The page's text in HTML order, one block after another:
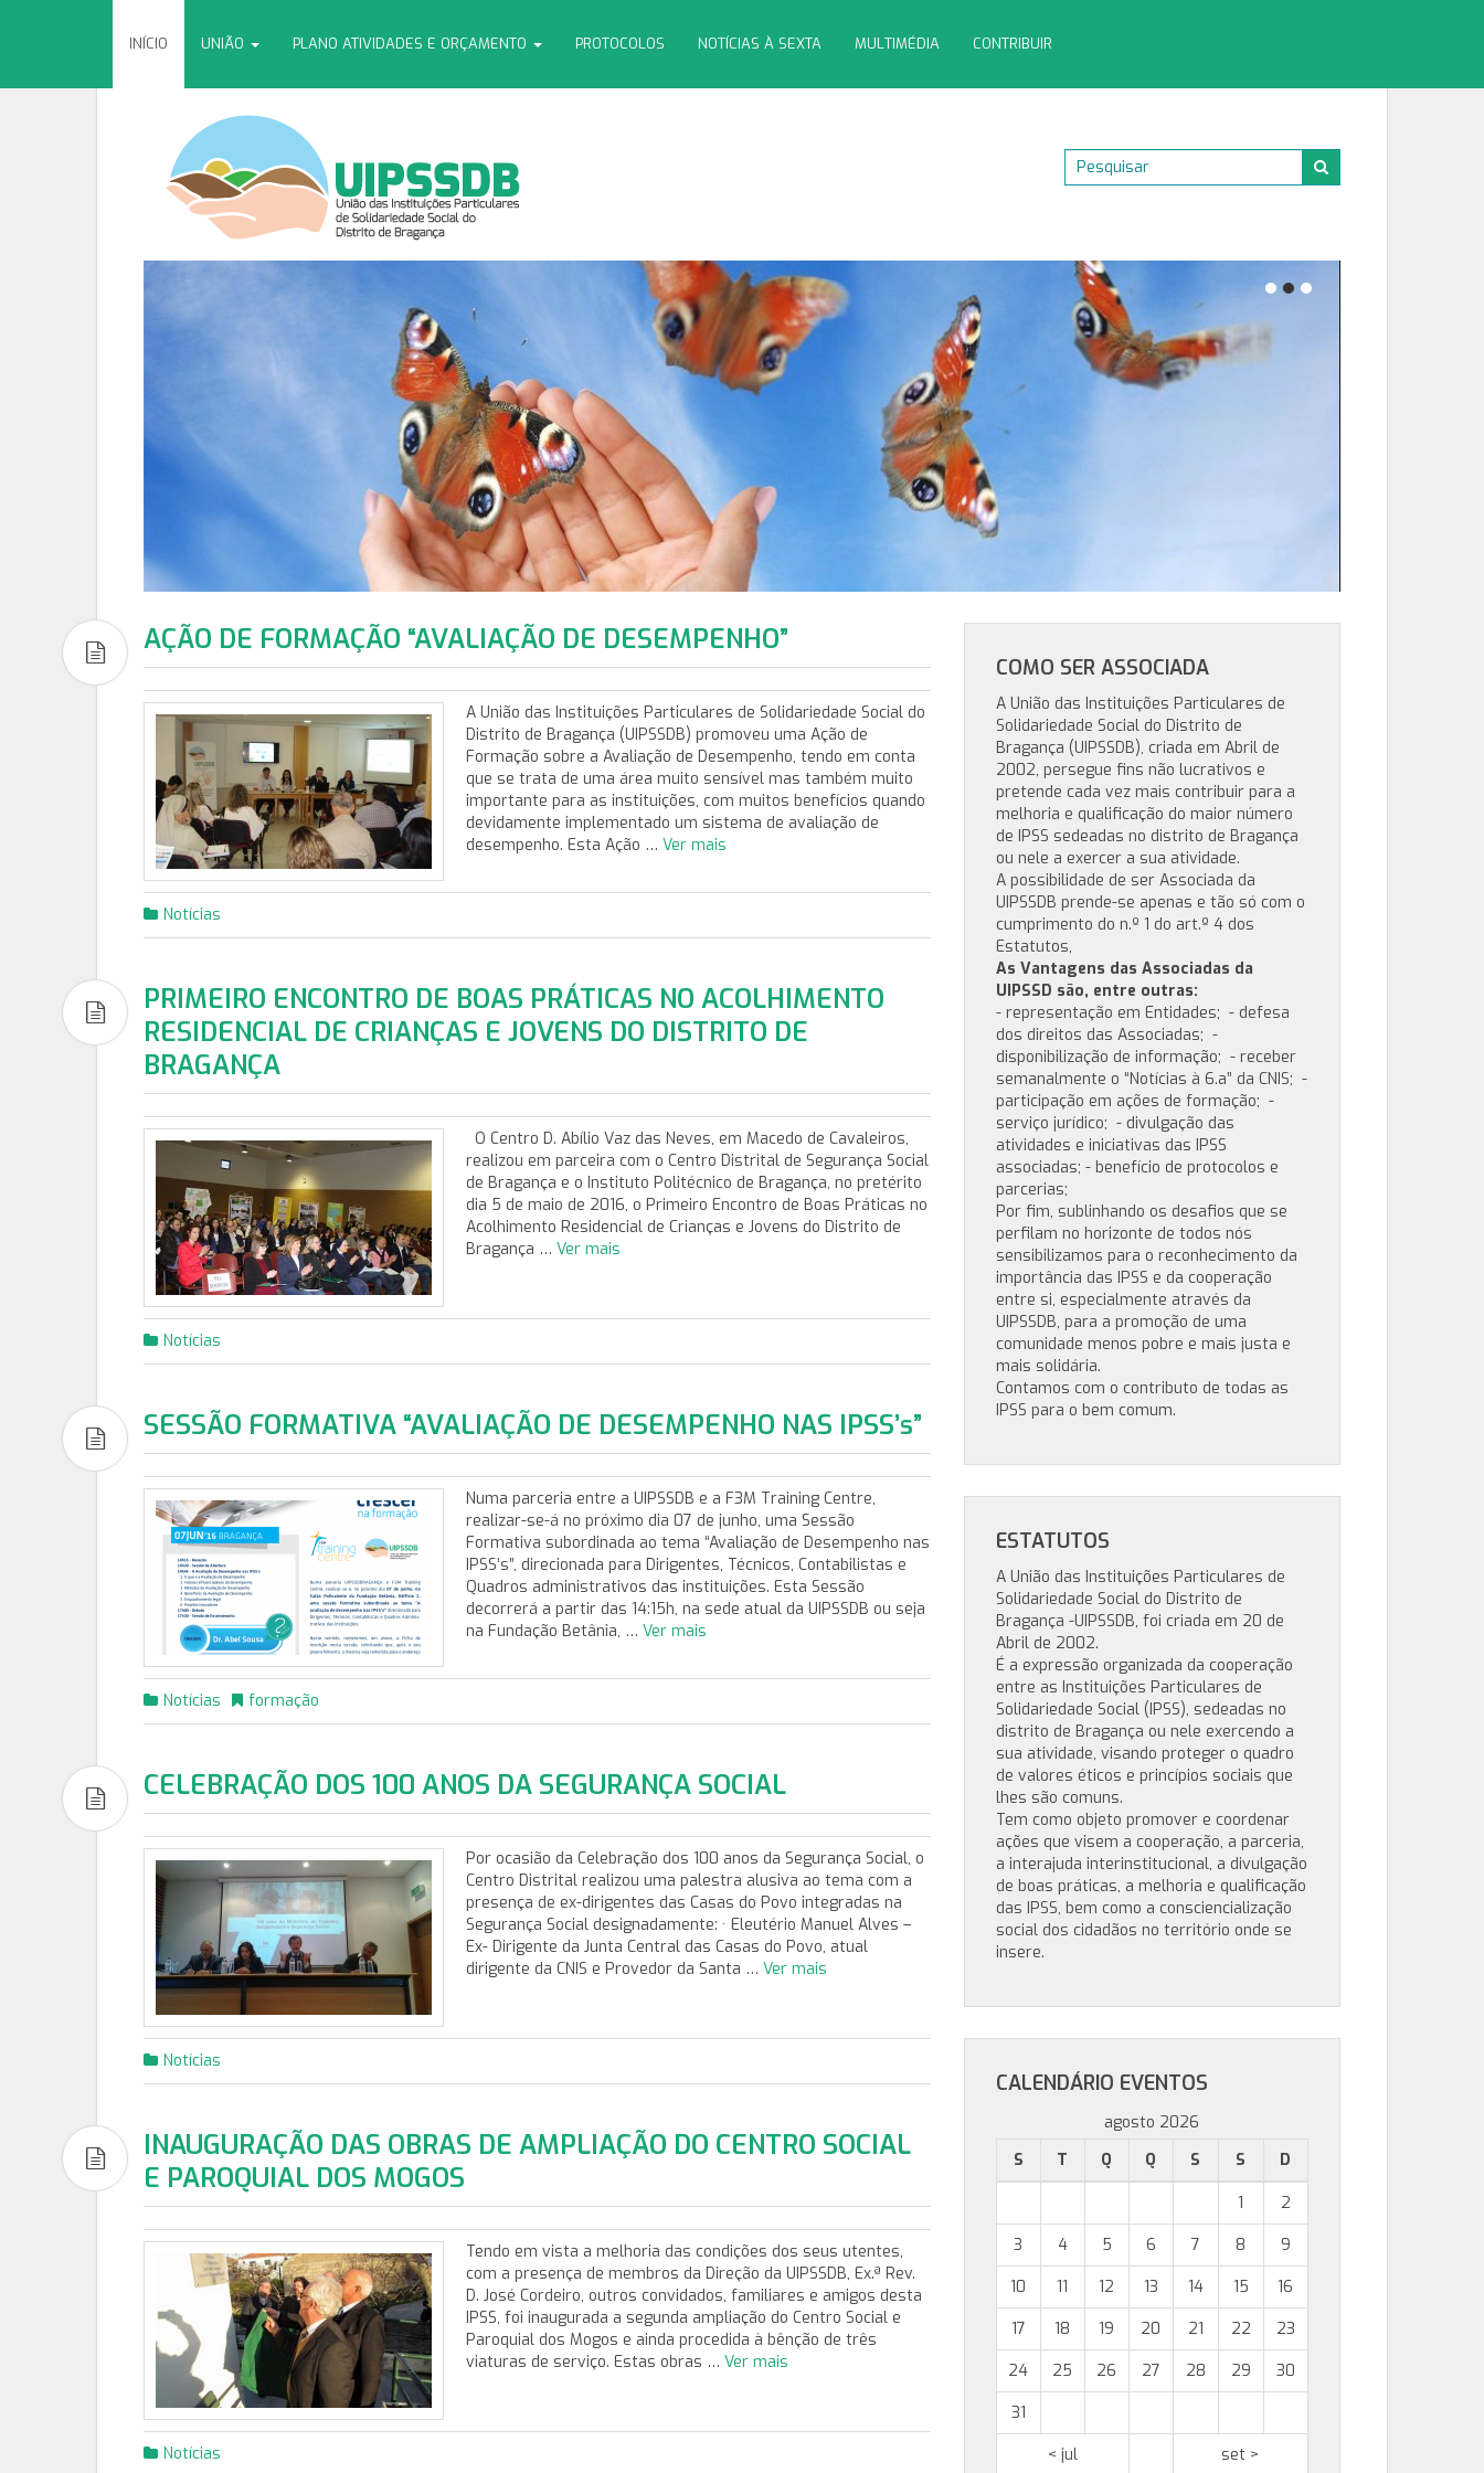
INÍCIO UNIÃO PLANO ATIVIDADES E ORÇAMENTO PROTOCOLOS NOTÍCIAS À SEXTA MULTIMÉDIA CONTRIBUIR
AÇÃO DE FORMAÇÃO “AVALIAÇÃO DE DESEMPENHO”
A União das Instituições Particulares de Solidariedade Social do
Distrito de Bragança (UIPSSDB) promoveu uma Ação de
Formação sobre a Avaliação de Desempenho, tendo em conta
que se trata de uma área muito sensível mas também muito
importante para as instituições, com muitos benefícios quando
devidamente implementado um sistema de avaliação de
desempenho. Esta Ação … Ver mais
Notícias
PRIMEIRO ENCONTRO DE BOAS PRÁTICAS NO ACOLHIMENTO
RESIDENCIAL DE CRIANÇAS E JOVENS DO DISTRITO DE
BRAGANÇA
O Centro D. Abílio Vaz das Neves, em Macedo de Cavaleiros,
realizou em parceira com o Centro Distrital de Segurança Social
de Bragança e o Instituto Politécnico de Bragança, no pretérito
dia 5 de maio de 2016, o Primeiro Encontro de Boas Práticas no
Acolhimento Residencial de Crianças e Jovens do Distrito de
Bragança … Ver mais
Notícias
SESSÃO FORMATIVA “AVALIAÇÃO DE DESEMPENHO NAS IPSS’s”
Numa parceria entre a UIPSSDB e a F3M Training Centre,
realizar-se-á no próximo dia 07 de junho, uma Sessão
Formativa subordinada ao tema “Avaliação de Desempenho nas
IPSS’s”, direcionada para Dirigentes, Técnicos, Contabilistas e
Quadros administrativos das instituições. Esta Sessão
decorrerá a partir das 14:15h, na sede atual da UIPSSDB ou seja
na Fundação Betânia, … Ver mais
Notícias formação
CELEBRAÇÃO DOS 100 ANOS DA SEGURANÇA SOCIAL
Por ocasião da Celebração dos 100 anos da Segurança Social, o
Centro Distrital realizou uma palestra alusiva ao tema com a
presença de ex-dirigentes das Casas do Povo integradas na
Segurança Social designadamente: · Eleutério Manuel Alves –
Ex- Dirigente da Junta Central das Casas do Povo, atual
dirigente da CNIS e Provedor da Santa … Ver mais
Notícias
INAUGURAÇÃO DAS OBRAS DE AMPLIAÇÃO DO CENTRO SOCIAL
E PAROQUIAL DOS MOGOS
Tendo em vista a melhoria das condições dos seus utentes,
com a presença de membros da Direção da UIPSSDB, Ex.ª Rev.
D. José Cordeiro, outros convidados, familiares e amigos desta
IPSS, foi inaugurada a segunda ampliação do Centro Social e
Paroquial dos Mogos e ainda procedida à bênção de três
viaturas de serviço. Estas obras … Ver mais
Notícias
COMO SER ASSOCIADA
A União das Instituições Particulares de
Solidariedade Social do Distrito de
Bragança (UIPSSDB), criada em Abril de
2002, persegue fins não lucrativos e
pretende cada vez mais contribuir para a
melhoria e qualificação do maior número
de IPSS sedeadas no distrito de Bragança
ou nele a exercer a sua atividade.
A possibilidade de ser Associada da
UIPSSDB prende-se apenas e tão só com o
cumprimento do n.º 1 do art.º 4 dos
Estatutos,
As Vantagens das Associadas da
UIPSSD são, entre outras:
- representação em Entidades; - defesa
dos direitos das Associadas; -
disponibilização de informação; - receber
semanalmente o “Notícias à 6.a” da CNIS; -
participação em ações de formação; -
serviço jurídico; - divulgação das
atividades e iniciativas das IPSS
associadas; - benefício de protocolos e
parcerias;
Por fim, sublinhando os desafios que se
perfilam no horizonte de todos nós
sensibilizamos para o reconhecimento da
importância das IPSS e da cooperação
entre si, especialmente através da
UIPSSDB, para a promoção de uma
comunidade menos pobre e mais justa e
mais solidária.
Contamos com o contributo de todas as
IPSS para o bem comum.
ESTATUTOS
A União das Instituições Particulares de
Solidariedade Social do Distrito de
Bragança -UIPSSDB, foi criada em 20 de
Abril de 2002.
É a expressão organizada da cooperação
entre as Instituições Particulares de
Solidariedade Social (IPSS), sedeadas no
distrito de Bragança ou nele exercendo a
sua atividade, visando proteger o quadro
de valores éticos e princípios sociais que
lhes são comuns.
Tem como objeto promover e coordenar
ações que visem a cooperação, a parceria,
a interajuda interinstitucional, a divulgação
de boas práticas, a melhoria e qualificação
das IPSS, bem como a consciencialização
social dos cidadãos no território onde se
insere.
CALENDÁRIO EVENTOS
agosto 2026
S
T Q Q S S D
1
2
3
4 5 6 7 8
9
10
11 12 13 14 15
16
17
18 19 20 21 22
23
24
25 26 27 28 29
30
31
< jul
set >